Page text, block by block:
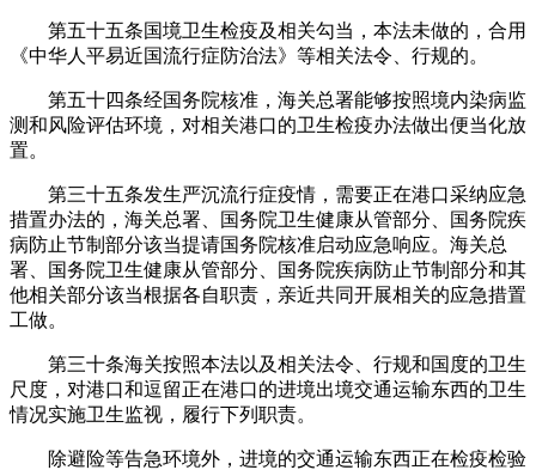
第五十五条国境卫生检疫及相关勾当，本法未做的，合用
《中华人平易近国流行症防治法》等相关法令、行规的。
第五十四条经国务院核准，海关总署能够按照境内染病监
测和风险评估环境，对相关港口的卫生检疫办法做出便当化放
置。
第三十五条发生严沉流行症疫情，需要正在港口采纳应急
措置办法的，海关总署、国务院卫生健康从管部分、国务院疾
病防止节制部分该当提请国务院核准启动应急响应。海关总
署、国务院卫生健康从管部分、国务院疾病防止节制部分和其
他相关部分该当根据各自职责，亲近共同开展相关的应急措置
工做。
第三十条海关按照本法以及相关法令、行规和国度的卫生
尺度，对港口和逗留正在港口的进境出境交通运输东西的卫生
情况实施卫生监视，履行下列职责。
除避险等告急环境外，进境的交通运输东西正在检疫检验